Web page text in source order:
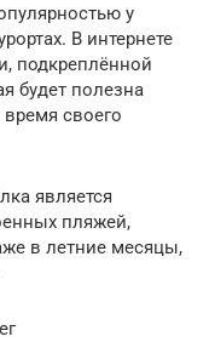
у
В интернете
подкреплённой
будет полезна
своего
является
пляжей,
в летние месяцы,